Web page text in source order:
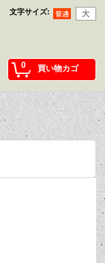
文字サイズ:
0 買い物カゴ